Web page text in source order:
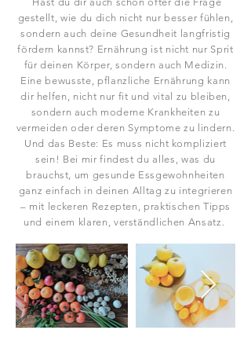
gestellt, wie du dich nicht nur besser fühlen,
sondern auch deine Gesundheit langfristig
fördern kannst? Ernährung ist nicht nur Sprit
für deinen Körper, sondern auch Medizin.
Eine bewusste, pflanzliche Ernährung kann
dir helfen, nicht nur fit und vital zu bleiben,
sondern auch moderne Krankheiten zu
vermeiden oder deren Symptome zu lindern.
Und das Beste: Es muss nicht kompliziert
sein! Bei mir findest du alles, was du
brauchst, um gesunde Essgewohnheiten
ganz einfach in deinen Alltag zu integrieren
– mit leckeren Rezepten, praktischen Tipps
und einem klaren, verständlichen Ansatz.